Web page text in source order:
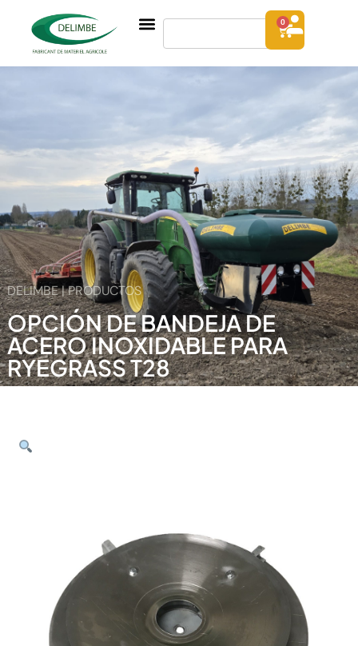
0
DELIMBE | PRODUCTOS
OPCIÓN DE BANDEJA DE
ACERO INOXIDABLE PARA
RYEGRASS T28